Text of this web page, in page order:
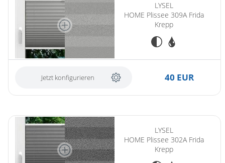
LYSEL
HOME Plissee 309A Frida
Krepp
Jetzt konfigurieren 40 EUR
LYSEL
HOME Plissee 302A Frida
Krepp